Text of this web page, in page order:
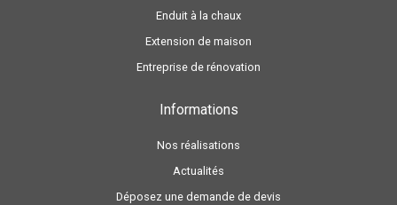
Enduit à la chaux
Extension de maison
Entreprise de rénovation
Informations
Nos réalisations
Actualités
Déposez une demande de devis